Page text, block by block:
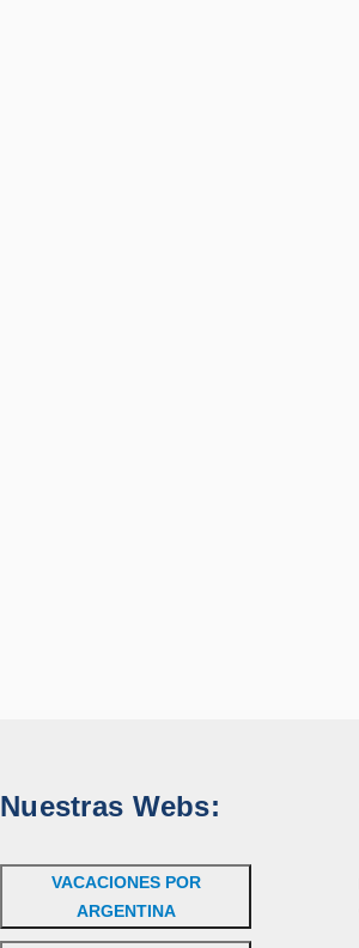
Nuestras Webs:
VACACIONES POR
ARGENTINA